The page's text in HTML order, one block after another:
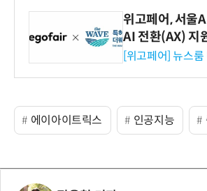
위고페어, 서울
AI 전환(AX) 지
시엄 선정
[위고페어] 뉴스
에이아이트릭스 인공지능